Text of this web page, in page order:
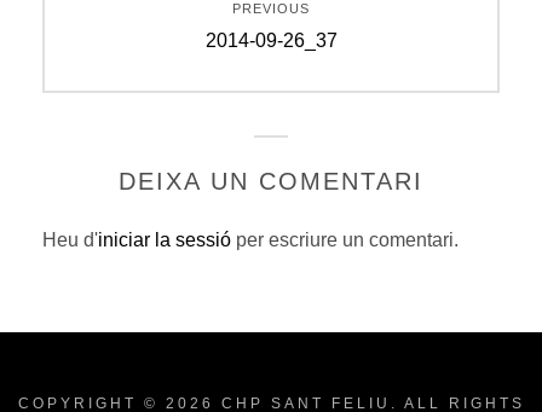
PREVIOUS
Previous
2014-09-26_37
DEIXA UN COMENTARI
Heu d'iniciar la sessió per escriure un comentari.
COPYRIGHT © 2026 CHP SANT FELIU . ALL RIGHTS